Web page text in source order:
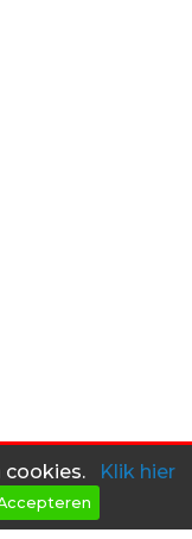
cookies.
Klik hier